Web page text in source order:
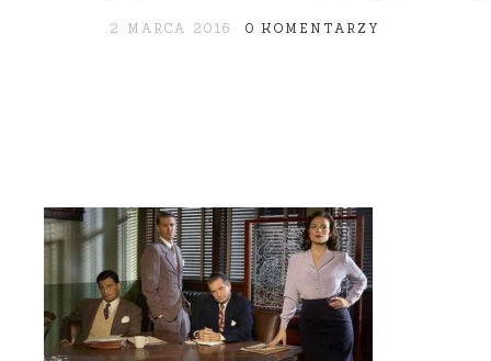
2 MARCA 2016 0 KOMENTARZY